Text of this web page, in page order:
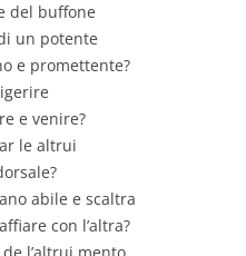
del buffone
un potente
e promettente?
e venire?
le altrui
abile e scaltra
con l’altra?